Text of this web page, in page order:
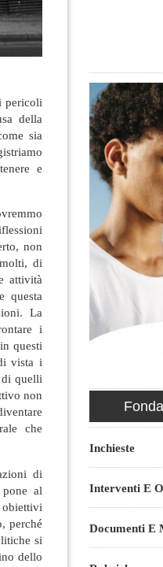
pericoli
della
sia
e
non
di
attività
questa
La
i
questi
vista i
di quelli
non
che
di
al
perché
si
dello
Inchieste
Interventi E
Documenti E